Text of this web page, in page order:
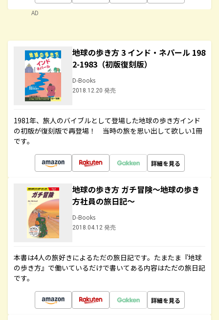
AD
地球の歩き方 3 インド・ネパール 198
2-1983（初版復刻版）
D-Books
2018.12.20 発売
1981年、旅人のバイブルとして登場した地球の歩き方インド
の初版が復刻版で再登場！ 当時の旅を思い出して欲しい1冊
です。
詳細を見る
地球の歩き方 ガチ冒険～地球の歩き
方社員の旅日記～
D-Books
2018.04.12 発売
本書は4人の旅好きによるただの旅日記です。たまたま『地球
の歩き方』で働いているだけで書いてある内容はただの旅日記
です。
詳細を見る